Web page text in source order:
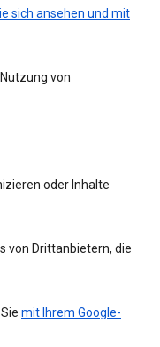
sich ansehen und mit
von
oder Inhalte
von Drittanbietern, die
mit Ihrem Google-